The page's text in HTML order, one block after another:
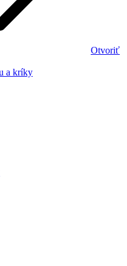
Otvoriť
a kríky